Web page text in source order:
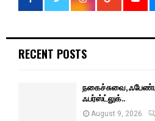
RECENT POSTS
நகைச்சுவை,
ஃபர்ஸ்ட்லுக்..
August 9, 2026